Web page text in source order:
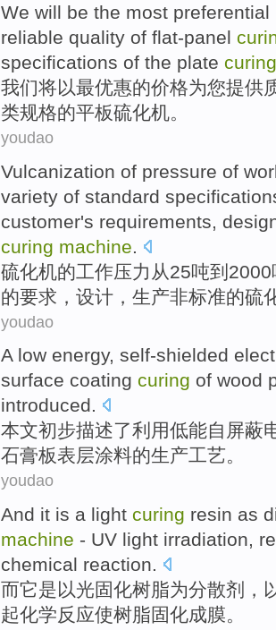
We will be the most preferential
reliable quality of flat-panel
specifications of the plate curing
我们将以最优惠的价格为您提供
类规格的平板硫化机。
youdao
Vulcanization of pressure of
variety of standard
customer's requirements
curing machine
硫化机的工作压力 从25吨到 2000
的要求 ， 设计 ， 生产非标准的硫
youdao
A low energy, self-shielded
surface coating curing of wood
introduced.
本文初步描述了利用低能自屏蔽
石膏板表层涂料的生产工艺。
youdao
And it is a light curing resin as
machine - UV light irradiation,
chemical reaction.
而它是以光固化树脂为分散剂
，
起化学反应使树脂固化成膜。